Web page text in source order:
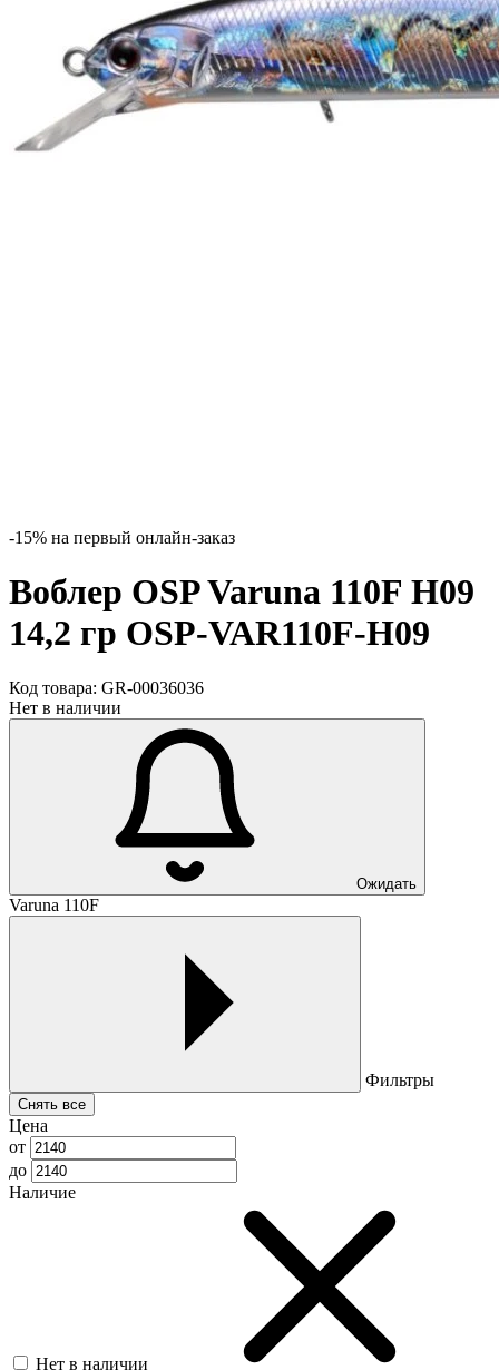
-15% на первый онлайн-заказ
Воблер OSP Varuna 110F H09
14,2 гр OSP-VAR110F-H09
Код товара: GR-00036036
Нет в наличии
Ожидать
Varuna 110F
Фильтры
Снять все
Цена
от
до
Наличие
Нет в наличии